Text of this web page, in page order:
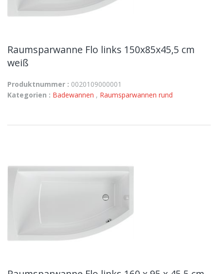
Raumsparwanne Flo links 150x85x45,5 cm
weiß
Produktnummer : 0020109000001
Kategorien : Badewannen , Raumsparwannen rund